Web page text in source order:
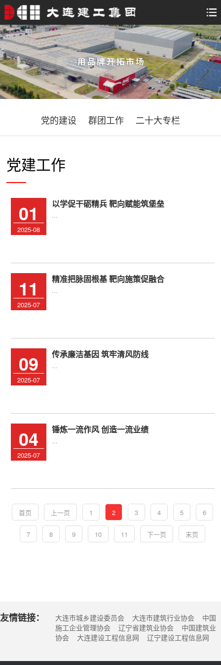
党的建设 群团工作 二十大专栏
党建工作
01
2025-08
以学促干砺精兵 靶向赋能筑堡垒
...
11
2025-07
精准把脉固根基 靶向施策促融合
...
09
2025-07
传承廉洁基因 筑牢清风防线
...
04
2025-07
锤炼一流作风 创造一流业绩
...
首页 上一页 1 2 3 4 5 6
7 8 9 10 11 下一页 末页
友情链接：
大连市城乡建设委员会 大连市建筑行业协会 中国
施工企业管理协会 辽宁省建筑业协会 中国建筑业
协会 大连建设工程信息网 辽宁建设工程信息网